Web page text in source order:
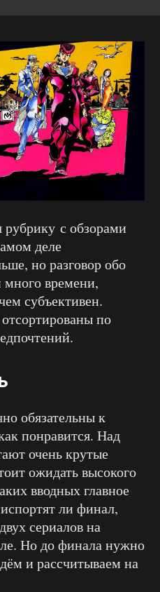
с обзорами
деле
но разговор обо
времени,
субъективен.
по
обязательны к
понравится. Над
очень крутые
ожидать высокого
вводных главное
ли финал,
сериалов на
Но до финала нужно
и рассчитываем на